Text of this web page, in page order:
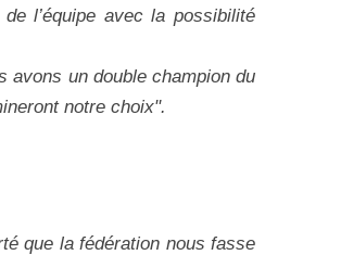
l’équipe avec la possibilité
avons un double champion du
notre choix".
que la fédération nous fasse